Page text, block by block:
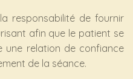
responsabilité de fournir
afin que le patient se
une relation de confiance
de la séance.